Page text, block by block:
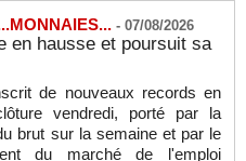
- 07/08/2026
en hausse et poursuit sa
de nouveaux records en
vendredi, porté par la
brut sur la semaine et par le
du marché de l'emploi